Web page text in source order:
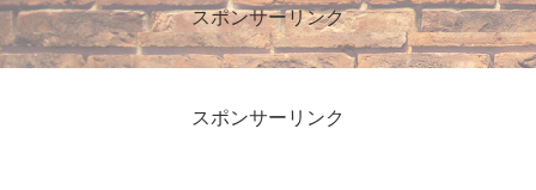
スポンサーリンク
スポンサーリンク